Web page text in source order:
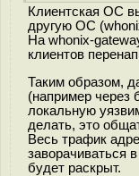
Клиентская ОС
другую ОС
На whonix-
клиентов
Таким образом,
(например через
локальную
делать, это
Весь трафик
заворачиваться
будет раскрыт.